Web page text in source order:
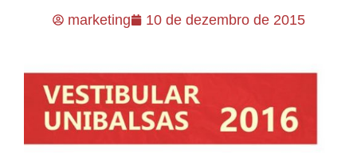
marketing 10 de dezembro de 2015